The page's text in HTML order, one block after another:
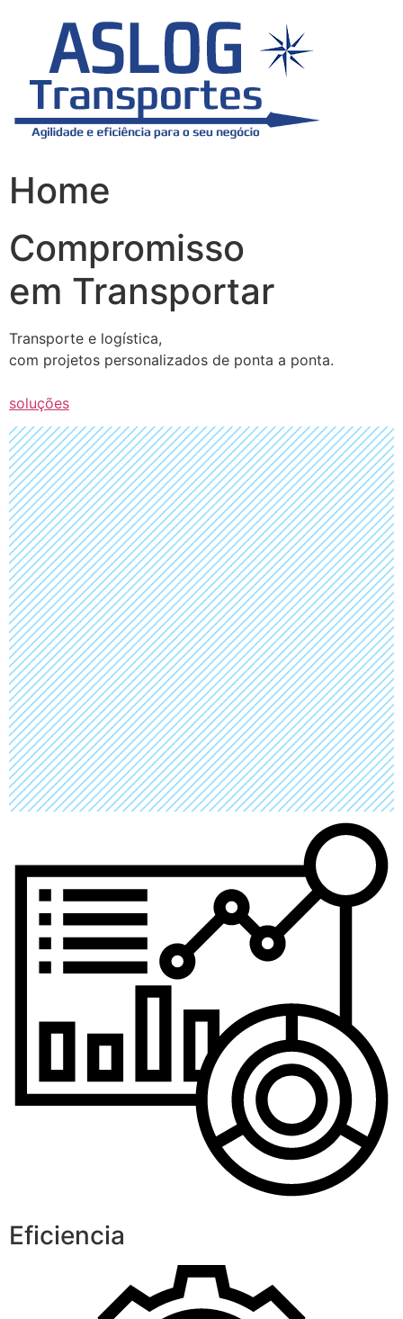
Home
Compromisso
em Transportar
Transporte e logística,
com projetos personalizados de ponta a ponta.
soluções
Eficiencia